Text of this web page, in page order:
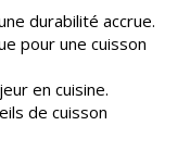
durabilité accrue.
pour une cuisson
en cuisine.
de cuisson